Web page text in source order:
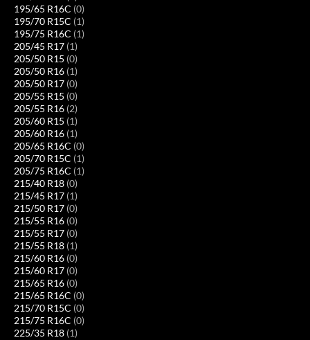
195/65 R16C (0)
195/70 R15C (1)
195/75 R16C (1)
205/45 R17 (1)
205/50 R15 (0)
205/50 R16 (1)
205/50 R17 (0)
205/55 R15 (0)
205/55 R16 (2)
205/60 R15 (1)
205/60 R16 (1)
205/65 R16C (0)
205/70 R15C (1)
205/75 R16C (1)
215/40 R18 (0)
215/45 R17 (1)
215/50 R17 (0)
215/55 R16 (0)
215/55 R17 (0)
215/55 R18 (1)
215/60 R16 (0)
215/60 R17 (0)
215/65 R16 (0)
215/65 R16C (0)
215/70 R15C (0)
215/75 R16C (0)
225/35 R18 (1)